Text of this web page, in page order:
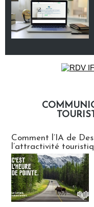
Comment l’IA de
l’attractivité